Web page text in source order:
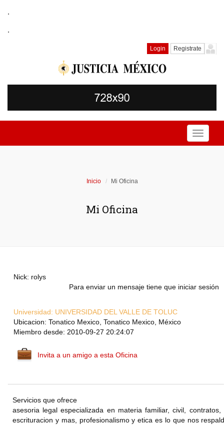
.
.
Login Registrate
Toggle
Inicio Mi Oficina
Mi Oficina
Nick: rolys
Para enviar un mensaje tiene que iniciar sesión
Universidad: UNIVERSIDAD DEL VALLE DE TOLUC
Ubicacion: Tonatico Mexico, Tonatico Mexico, México
Miembro desde: 2010-09-27 20:24:07
Invita a un amigo a esta Oficina
Servicios que ofrece
asesoria legal especializada en materia familiar, civil, contratos,
escrituracion y mas, profesionalismo y etica es lo que nos